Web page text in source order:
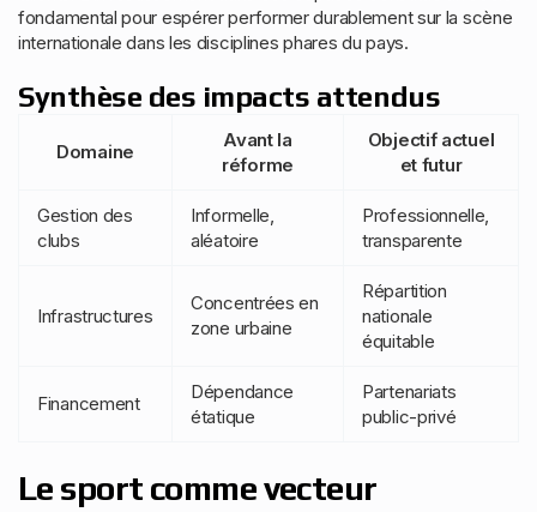
fondamental pour espérer performer durablement sur la scène
internationale dans les disciplines phares du pays.
Synthèse des impacts attendus
Domaine
Avant la
réforme
Objectif actuel
et futur
Gestion des
clubs
Informelle,
aléatoire
Professionnelle,
transparente
Infrastructures
Concentrées en
zone urbaine
Répartition
nationale
équitable
Financement
Dépendance
étatique
Partenariats
public-privé
Le sport comme vecteur